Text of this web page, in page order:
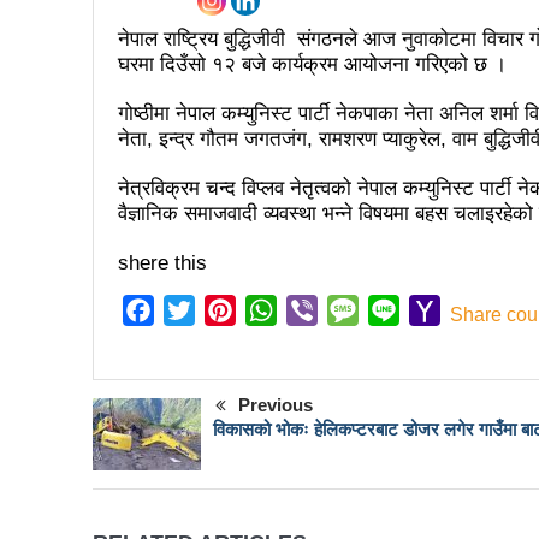
काठमाडौँमा माओवादीको
भरतपुरका १ सय २९ सुकुम्बासी
‘महिला अधिकारका निम्ति
त्रिदेशीय विद्युत ब्यापार सम्झौता
इन्द्रेश्वर युवा समाजद्वारा
टोखामा कर्जा सदुपयोगिता सम्बन्धी
नेपाल राष्ट्रिय बुद्धिजीवी संगठनले आज नुवाकोटमा
घरमा दिउँसो १२ बजे कार्यक्रम आयोजना गरिएको छ ।
गोष्ठीमा नेपाल कम्युनिस्ट पार्टी नेकपाका नेता अनिल
नेता, इन्द्र गौतम जगतजंग, रामशरण प्याकुरेल, वाम
नेत्रविक्रम चन्द विप्लव नेतृत्वको नेपाल कम्युनिस्ट पार्टी
वैज्ञानिक समाजवादी व्यवस्था भन्ने विषयमा बहस
shere this
Facebook
TwitterPinterestWhatsApp
Viber Message
Line
Yahoo
Share
Previous
विकासको भोकः हेलिकप्टरबाट डोजर लगेर गाउँमा